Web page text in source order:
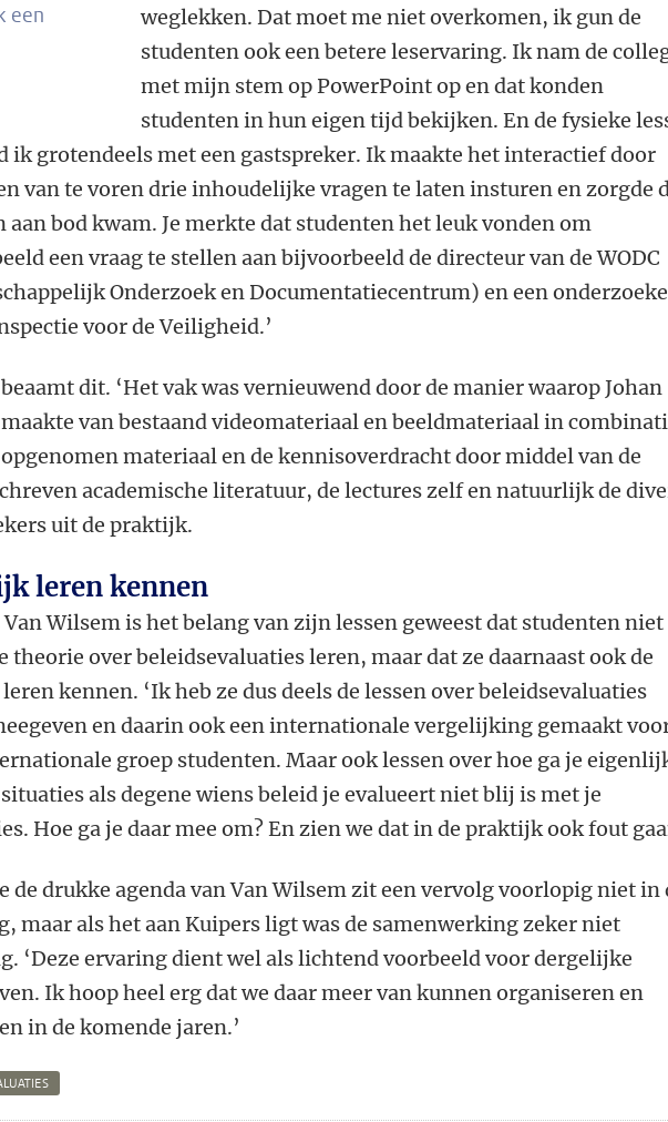
een
weglekken. Dat moet me niet overkomen, ik gun de
studenten ook een betere leservaring. Ik nam de
met mijn stem op PowerPoint op en dat konden
studenten in hun eigen tijd bekijken. En de fysieke
ik grotendeels met een gastspreker. Ik maakte het interactief door
van te voren drie inhoudelijke vragen te laten insturen en zorgde
aan bod kwam. Je merkte dat studenten het leuk vonden om
een vraag te stellen aan bijvoorbeeld de directeur van de WODC
Onderzoek en Documentatiecentrum) en een
voor de Veiligheid.’
dit. ‘Het vak was vernieuwend door de manier waarop Johan
van bestaand videomateriaal en beeldmateriaal in
materiaal en de kennisoverdracht door middel van de
academische literatuur, de lectures zelf ennatuurlijk de
uit de praktijk.
leren kennen
Wilsem is het belang van zijn lessen geweest dat studenten niet
theorie over beleidsevaluaties leren, maar dat ze daarnaast ook de
kennen. ‘Ik heb ze dus deels de lessen over beleidsevaluaties
en daarin ook een internationale vergelijking gemaakt
groep studenten. Maar ook lessen over hoe ga je
als degene wiens beleid je evalueert niet blij is met je
Hoe ga je daar mee om? En zien we dat in de praktijk ook fout
de drukke agenda van Van Wilsem zit een vervolg voorlopig niet in
maar als het aan Kuipers ligt was de samenwerking zeker niet
‘Deze ervaring dient wel als lichtend voorbeeld voor dergelijke
Ik hoop heel erg dat we daar meer van kunnen organiseren en
in de komende jaren.’